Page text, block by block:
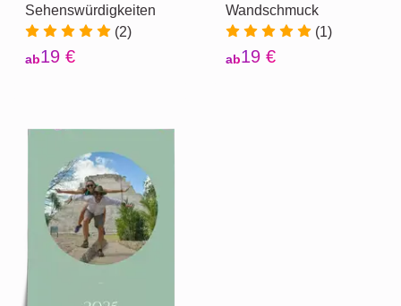
Sehenswürdigkeiten
(2)
ab19 €
Wandschmuck
(1)
ab19 €